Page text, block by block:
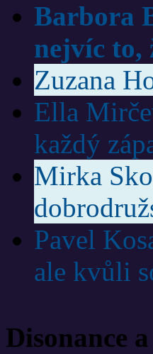
Barbora
nejvíc to,
Zuzana
Ella
každý
Mirka
Pavel
ale kvůli
Disonance